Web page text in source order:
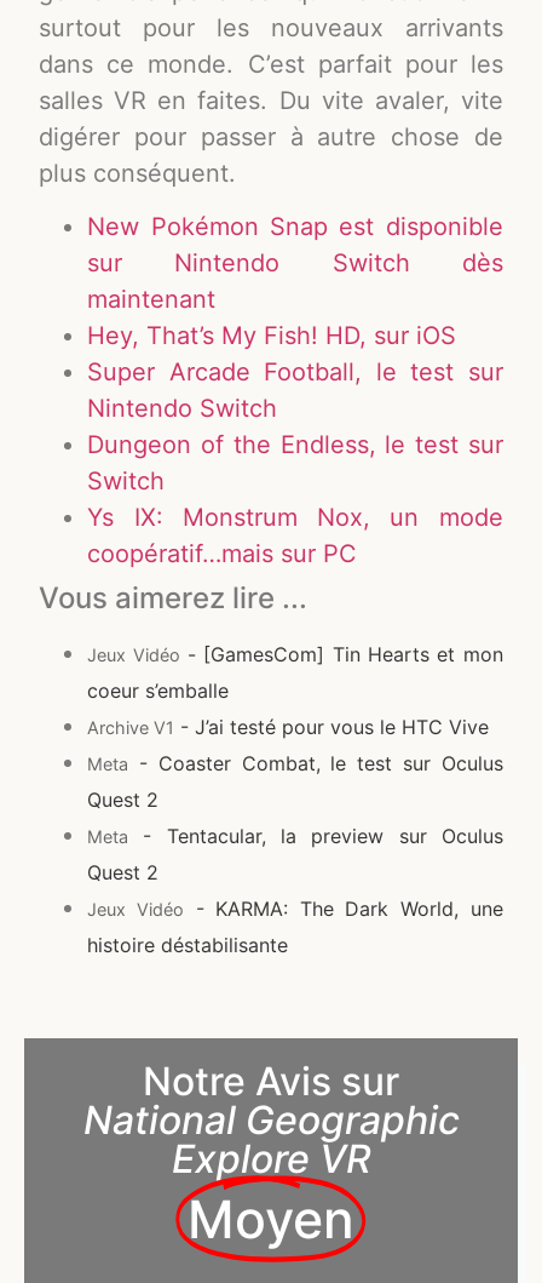
surtout pour les nouveaux arrivants
dans ce monde. C’est parfait pour les
salles VR en faites. Du vite avaler, vite
digérer pour passer à autre chose de
plus conséquent.
New Pokémon Snap est disponible
sur Nintendo Switch dès
maintenant
Hey, That’s My Fish! HD, sur iOS
Super Arcade Football, le test sur
Nintendo Switch
Dungeon of the Endless, le test sur
Switch
Ys IX: Monstrum Nox, un mode
coopératif…mais sur PC
Vous aimerez lire ...
Jeux Vidéo - [GamesCom] Tin Hearts et mon
coeur s’emballe
Archive V1 - J’ai testé pour vous le HTC Vive
Meta
- Coaster Combat, le test sur Oculus
Quest 2
Meta
- Tentacular, la preview sur Oculus
Quest 2
Jeux Vidéo
- KARMA: The Dark World, une
histoire déstabilisante
Notre Avis sur
National Geographic
Explore VR
Moyen